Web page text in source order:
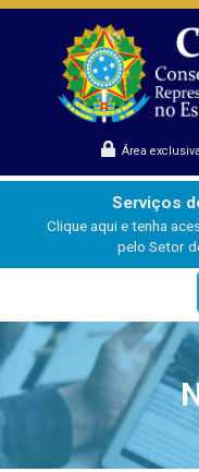
Área
Serviços
Clique aqui e tenha
pelo Setor